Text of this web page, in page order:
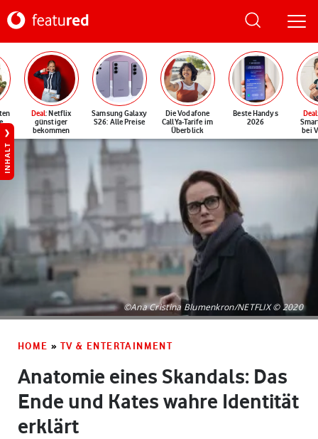
Deal: Netflix
günstiger
bekommen
Samsung Galaxy
S26: Alle Preise
Die Vodafone
CallYa-Tarife im
Überblick
Beste Handys
2026
Deal
bei
INHALT
©Ana Cristina Blumenkron/NETFLIX © 2020
HOME » TV & ENTERTAINMENT
Anatomie eines Skandals: Das
Ende und Kates wahre Identität
erklärt